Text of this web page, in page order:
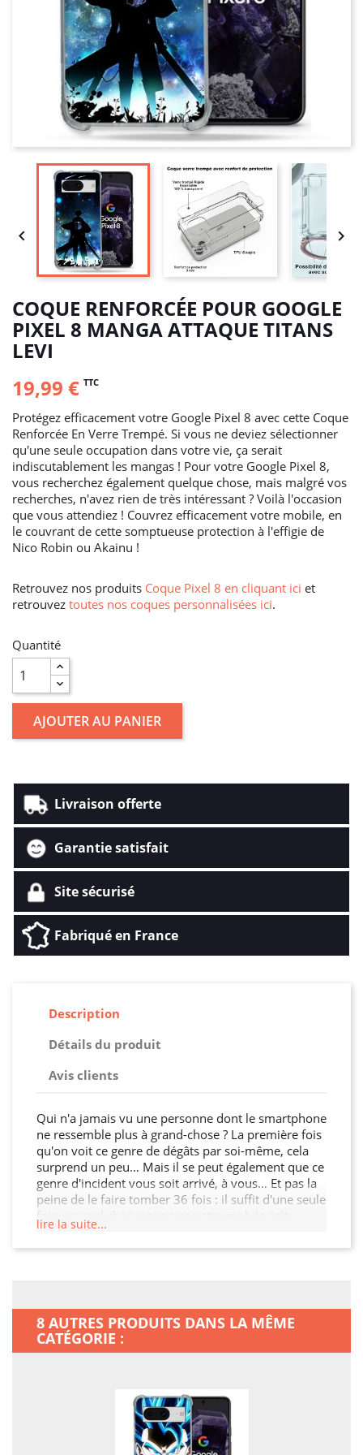
 
COQUE RENFORCÉE POUR GOOGLE
PIXEL 8 MANGA ATTAQUE TITANS
LEVI
19,99 € TTC
Protégez efficacement votre Google Pixel 8 avec cette Coque
Renforcée En Verre Trempé. Si vous ne deviez sélectionner
qu'une seule occupation dans votre vie, ça serait
indiscutablement les mangas ! Pour votre Google Pixel 8,
vous recherchez également quelque chose, mais malgré vos
recherches, n'avez rien de très intéressant ? Voilà l'occasion
que vous attendiez ! Couvrez efficacement votre mobile, en
le couvrant de cette somptueuse protection à l'effigie de
Nico Robin ou Akainu !
Retrouvez nos produits Coque Pixel 8 en cliquant ici et
retrouvez toutes nos coques personnalisées ici.
Quantité
AJOUTER AU PANIER
Livraison offerte
Garantie satisfait
Site sécurisé
Fabriqué en France
Description
Détails du produit
Avis clients
Qui n'a jamais vu une personne dont le smartphone
ne ressemble plus à grand-chose ? La première fois
qu'on voit ce genre de dégâts par soi-même, cela
surprend un peu… Mais il se peut également que ce
genre d'incident vous soit arrivé, à vous… Et pas la
peine de le faire tomber 36 fois : il suffit d'une seule
fois, un seul choc, pour que votre mobile soit
irrémédiablement abîmé… Ça arrive partout autour
de vous, à tout un tas de personnes : avant même
que les autres. Pas de panique ! En couvrant votre
Google Pixel 8 avec cette Coque Renforcée En Verre
Trempé, vous allez un peu mieux dormir… Et si en
sympathique de décorer son Google Pixel 8, que de
devoir acquérir un nouveau mobile.
lire la suite...
8 AUTRES PRODUITS DANS LA MÊME
CATÉGORIE :